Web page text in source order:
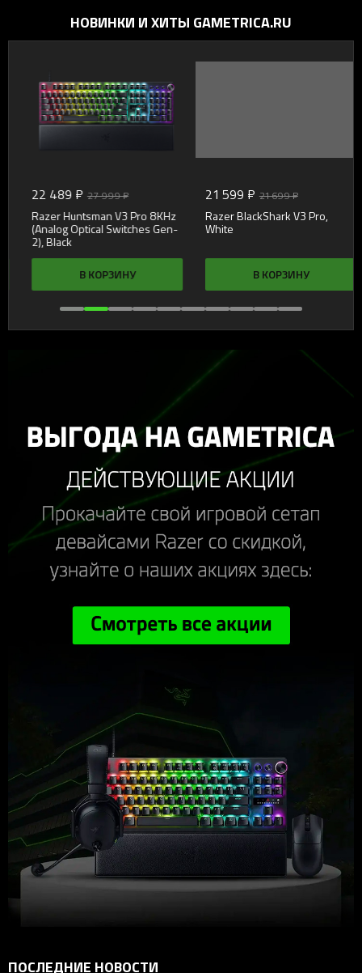
НОВИНКИ И ХИТЫ GAMETRICA.RU
22 489 ₽ 27 999 ₽
Razer Huntsman V3 Pro 8KHz
(Analog Optical Switches Gen-
2), Black
В КОРЗИНУ
21 599 ₽ 21 699 ₽
Razer BlackShark V3 Pro,
White
В КОРЗИНУ
ПОСЛЕДНИЕ НОВОСТИ